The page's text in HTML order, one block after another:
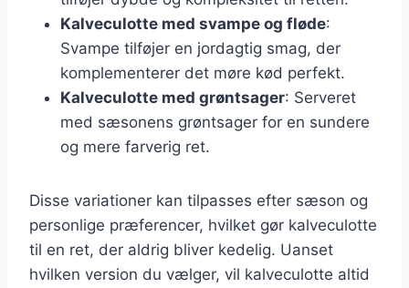
Kalveculotte med svampe og fløde:
Svampe tilføjer en jordagtig smag, der
komplementerer det møre kød perfekt.
Kalveculotte med grøntsager: Serveret
med sæsonens grøntsager for en sundere
og mere farverig ret.
Disse variationer kan tilpasses efter sæson og
personlige præferencer, hvilket gør kalveculotte
til en ret, der aldrig bliver kedelig. Uanset
hvilken version du vælger, vil kalveculotte altid